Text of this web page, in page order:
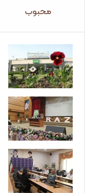
محبوب